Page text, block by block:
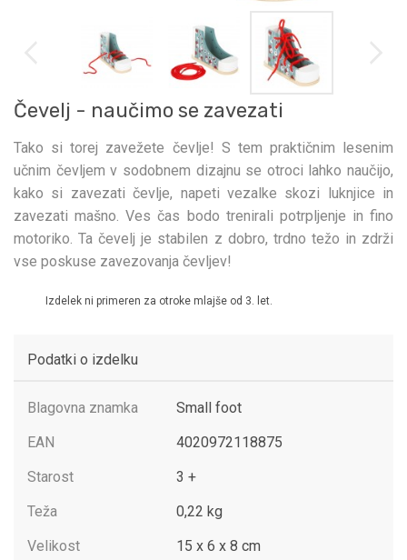
Čevelj - naučimo se zavezati
Tako si torej zavežete čevlje! S tem praktičnim lesenim
učnim čevljem v sodobnem dizajnu se otroci lahko naučijo,
kako si zavezati čevlje, napeti vezalke skozi luknjice in
zavezati mašno. Ves čas bodo trenirali potrpljenje in fino
motoriko. Ta čevelj je stabilen z dobro, trdno težo in zdrži
vse poskuse zavezovanja čevljev!
Izdelek ni primeren za otroke mlajše od 3. let.
Podatki o izdelku
Blagovna znamka
Small foot
EAN
4020972118875
Starost
3 +
Teža
0,22 kg
Velikost
15 x 6 x 8 cm